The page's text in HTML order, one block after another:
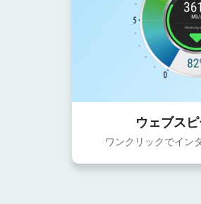
ウェブス
ワンクリックでイン